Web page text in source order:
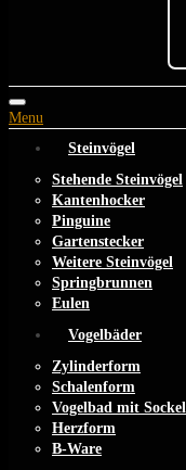
Toggle
navigation
Menu
Steinvögel
Stehende Steinvögel
Kantenhocker
Pinguine
Gartenstecker
Weitere Steinvögel
Springbrunnen
Eulen
Vogelbäder
Zylinderform
Schalenform
Vogelbad mit Sockel
Herzform
B-Ware